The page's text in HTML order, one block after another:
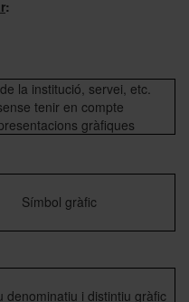
:
la institució, servei, etc.
tenir en compte
gràfiques
Símbol gràfic
denominatiu i distintiu gràfic